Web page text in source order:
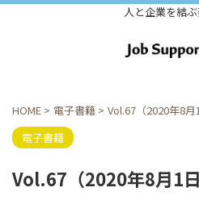
人と企業を結
HOME > 電子書籍 > Vol.67（2020年8月
電子書籍
Vol.67（2020年8月1日